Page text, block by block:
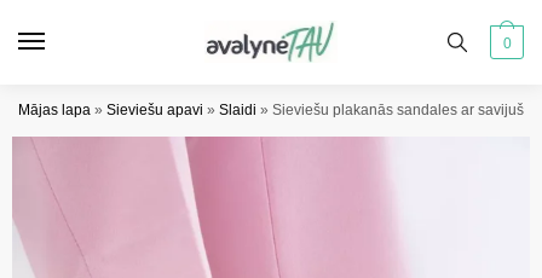
0
Mājas lapa » Sieviešu apavi » Slaidi » Sieviešu plakanās sandales ar